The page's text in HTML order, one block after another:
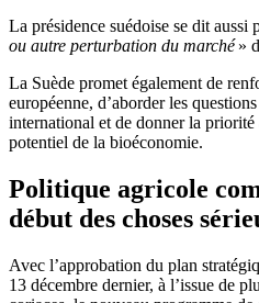
La présidence suédoise se dit aussi
ou autre perturbation du marché»
La Suède promet également de
européenne, d’aborder les
international et de donner la
potentiel de la bioéconomie.
Politique agricole
début des choses
Avec l’approbation du plan
13 décembre dernier, à l’issue de